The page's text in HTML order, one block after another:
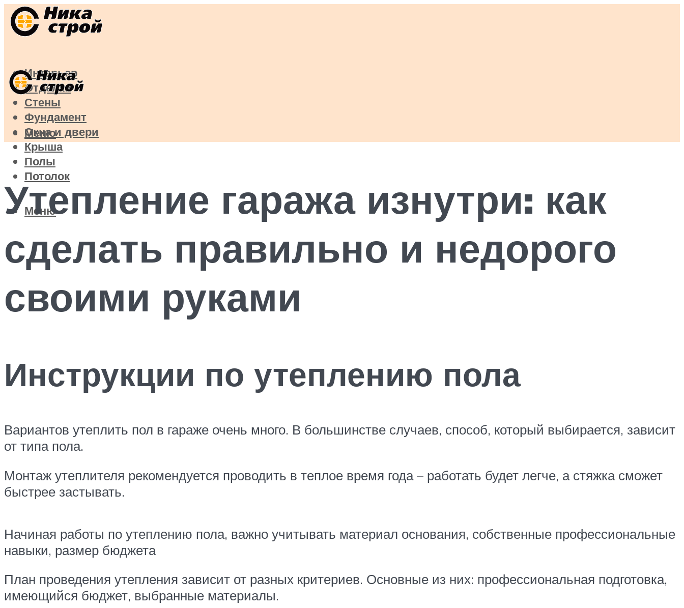
Интерьер
Отделка
Стены
Фундамент
Окна и двери
Крыша
Полы
Потолок
Меню
Меню
Утепление гаража изнутри: как
сделать правильно и недорого
своими руками
Инструкции по утеплению пола
Вариантов утеплить пол в гараже очень много. В большинстве случаев, способ, который выбирается, зависит
от типа пола.
Монтаж утеплителя рекомендуется проводить в теплое время года – работать будет легче, а стяжка сможет
быстрее застывать.
Начиная работы по утеплению пола, важно учитывать материал основания, собственные профессиональные
навыки, размер бюджета
План проведения утепления зависит от разных критериев. Основные из них: профессиональная подготовка,
имеющийся бюджет, выбранные материалы.